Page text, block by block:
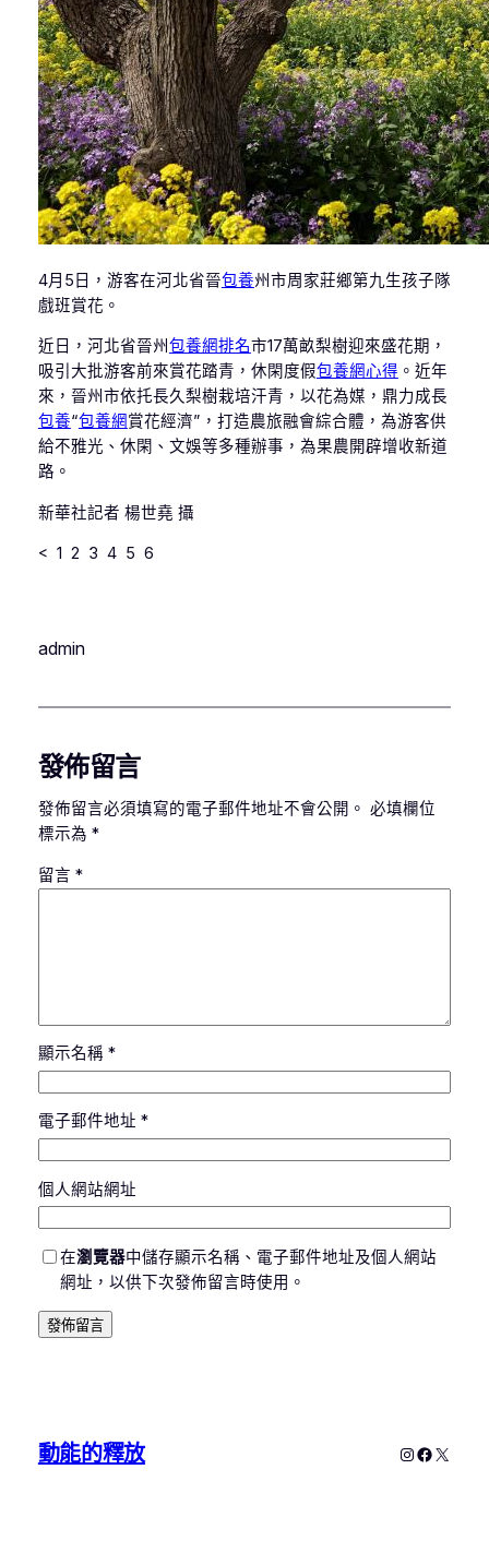
4月5日，游客在河北省晉包養州市周家莊鄉第九生孩子隊
戲班賞花。
近日，河北省晉州包養網排名市17萬畝梨樹迎來盛花期，
吸引大批游客前來賞花踏青，休閑度假包養網心得 。近年
來，晉州市依托長久梨樹栽培汗青，以花為媒，鼎力成長
包養“包養網賞花經濟”，打造農旅融會綜合體，為游客供
給不雅光、休閑、文娛等多種辦事，為果農開辟增收新道
路。
新華社記者 楊世堯 攝
< 1 2 3 4 5 6
admin
發佈留言
發佈留言必須填寫的電子郵件地址不會公開。 必填欄位
標示為 *
留言 *
顯示名稱 *
電子郵件地址 *
個人網站網址
在瀏覽器中儲存顯示名稱、電子郵件地址及個人網站
網址，以供下次發佈留言時使用。
動能的釋放 Instagram
X